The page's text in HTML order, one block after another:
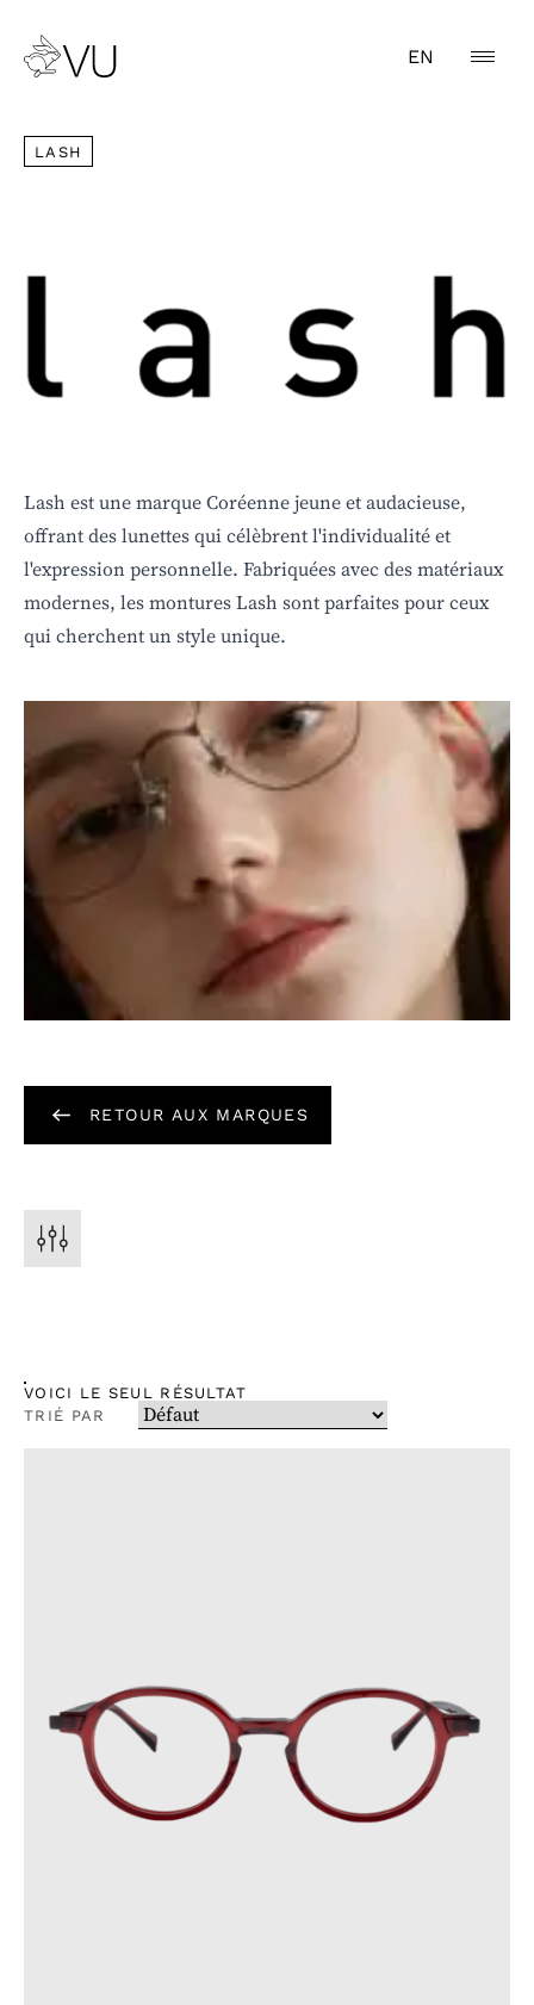
EN
LASH
Lash est une marque Coréenne jeune et audacieuse,
offrant des lunettes qui célèbrent l'individualité et
l'expression personnelle. Fabriquées avec des matériaux
modernes, les montures Lash sont parfaites pour ceux
qui cherchent un style unique.
RETOUR AUX MARQUES
VOICI LE SEUL RÉSULTAT
TRIÉ PAR
GENRE